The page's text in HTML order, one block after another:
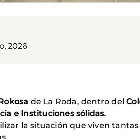
2026
de La Roda, dentro del
e Instituciones sólidas.
la situación que viven